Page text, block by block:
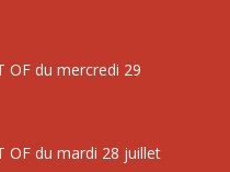
OF du mercredi 29
OF du mardi 28 juillet